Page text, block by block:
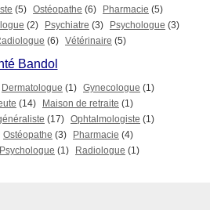
(5) Ostéopathe (6) Pharmacie (5)
(2) Psychiatre (3) Psychologue (3)
(6) Vétérinaire (5)
Bandol
Dermatologue (1) Gynecologue (1)
(14) Maison de retraite (1)
(17) Ophtalmologiste (1)
Ostéopathe (3) Pharmacie (4)
Psychologue (1) Radiologue (1)